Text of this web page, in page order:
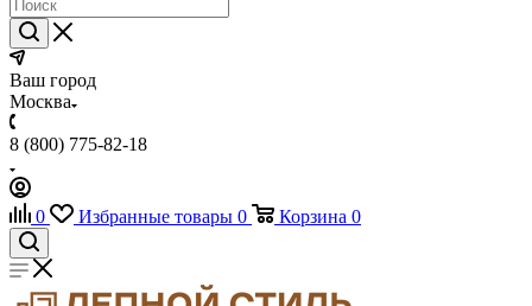
Ваш город
Москва
8 (800) 775-82-18
0 Избранные товары 0 Корзина 0